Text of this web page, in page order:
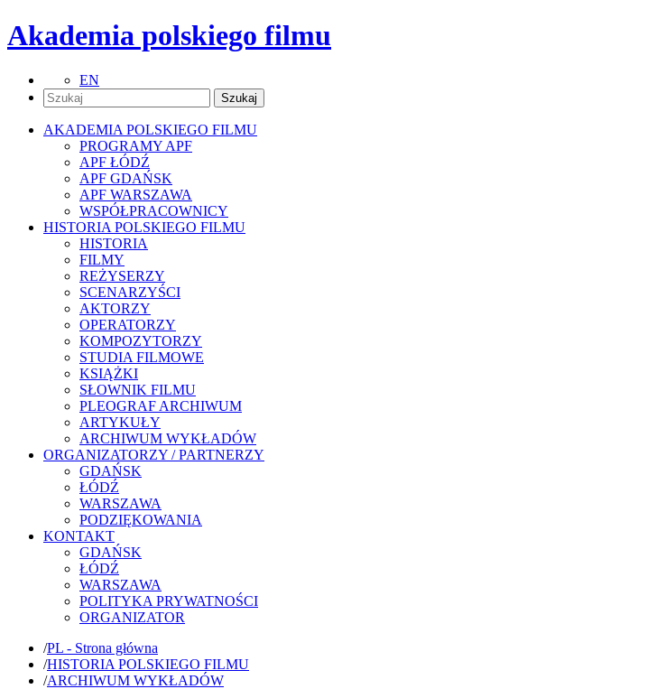
Akademia polskiego filmu
EN
AKADEMIA POLSKIEGO FILMU
PROGRAMY APF
APF ŁÓDŹ
APF GDAŃSK
APF WARSZAWA
WSPÓŁPRACOWNICY
HISTORIA POLSKIEGO FILMU
HISTORIA
FILMY
REŻYSERZY
SCENARZYŚCI
AKTORZY
OPERATORZY
KOMPOZYTORZY
STUDIA FILMOWE
KSIĄŻKI
SŁOWNIK FILMU
PLEOGRAF ARCHIWUM
ARTYKUŁY
ARCHIWUM WYKŁADÓW
ORGANIZATORZY / PARTNERZY
GDAŃSK
ŁÓDŹ
WARSZAWA
PODZIĘKOWANIA
KONTAKT
GDAŃSK
ŁÓDŹ
WARSZAWA
POLITYKA PRYWATNOŚCI
ORGANIZATOR
/PL - Strona główna
/HISTORIA POLSKIEGO FILMU
/ARCHIWUM WYKŁADÓW